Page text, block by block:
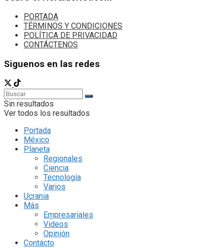
PORTADA
TÉRMINOS Y CONDICIONES
POLÍTICA DE PRIVACIDAD
CONTÁCTENOS
Siguenos en las redes
Sin resultados
Ver todos los resultados
Portada
México
Planeta
Regionales
Ciencia
Tecnología
Varios
Ucrania
Más
Empresariales
Videos
Opinión
Contácto